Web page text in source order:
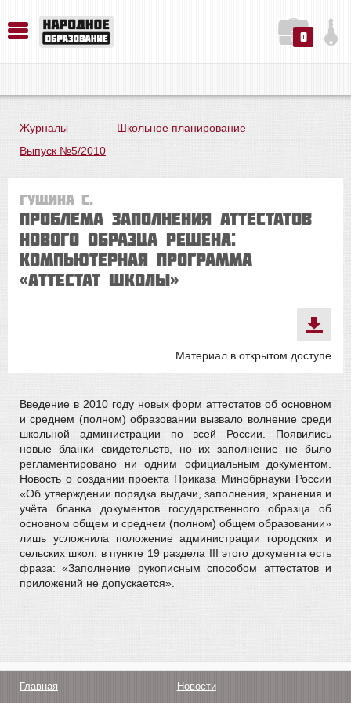
0
Журналы — Школьное планирование
—
Выпуск №5/2010
Гущина С.
Проблема заполнения аттестатов
нового образца решена:
компьютерная программа
«Аттестат школы»
Материал в открытом доступе
Введение в 2010 году новых форм аттестатов об основном
и среднем (полном) образовании вызвало волнение среди
школьной администрации по всей России. Появились
новые бланки свидетельств, но их заполнение не было
регламентировано ни одним официальным документом.
Новость о создании проекта Приказа Минобрнауки России
«Об утверждении порядка выдачи, заполнения, хранения и
учёта бланка документов государственного образца об
основном общем и среднем (полном) общем образовании»
лишь усложнила положение администрации городских и
сельских школ: в пункте 19 раздела III этого документа есть
фраза: «Заполнение рукописным способом аттестатов и
приложений не допускается».
Главная Новости